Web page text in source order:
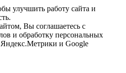
улучшить работу сайта и
Вы соглашаетесь с
и обработку персональных
и Google